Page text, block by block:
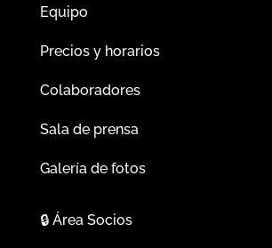
Equipo
Precios y horarios
Colaboradores
Sala de prensa
Galería de fotos
🔒Área Socios